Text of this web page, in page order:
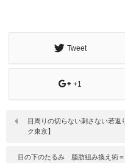
Tweet
+1
目周りの切らない刺さない若
ク東京】
目の下のたるみ 脂肪組み換え術